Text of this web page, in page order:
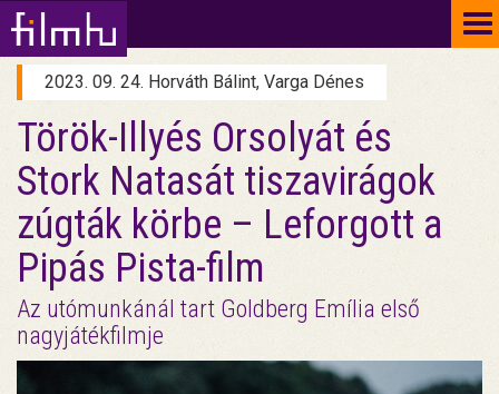
2023. 09. 24. Horváth Bálint, Varga Dénes
Török-Illyés Orsolyát és
Stork Natasát tiszavirágok
zúgták körbe – Leforgott a
Pipás Pista-film
Az utómunkánál tart Goldberg Emília első
nagyjátékfilmje